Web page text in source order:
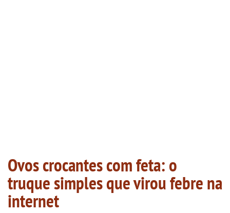
Ovos crocantes com feta: o
truque simples que virou febre na
internet